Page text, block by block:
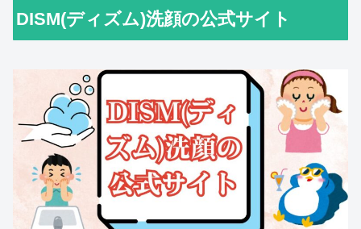
DISM(ディズム)洗顔の公式サイト